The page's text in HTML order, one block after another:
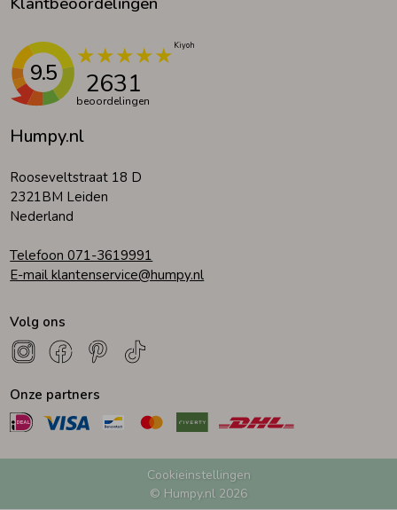
Ondergoed
Regenkleding &-laarzen
Kledingaccessoires
Beenmode
Winteraccessoires
Humpy.nl
Rooseveltstraat 18 D
2321BM Leiden
Nederland
Telefoon 071-3619991
E-mail klantenservice@humpy.nl
9.5 2631
beoordelingen
Volg ons
Onze partners
Cookieinstellingen
© Humpy.nl 2026